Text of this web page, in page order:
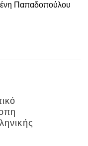
Παπαδοπούλου